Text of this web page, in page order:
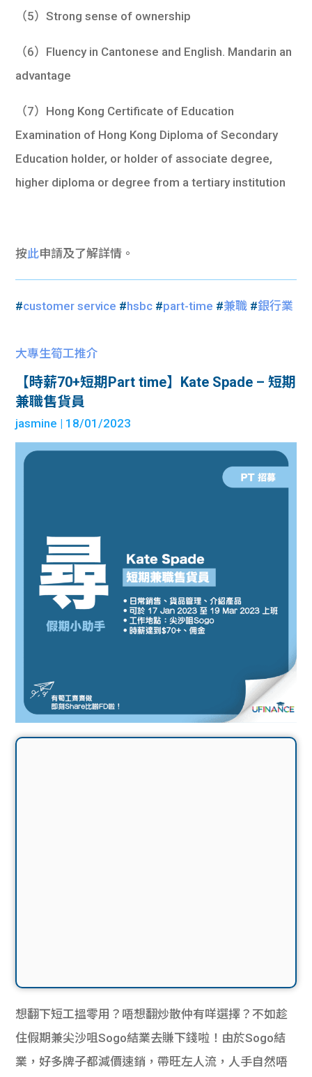
（5）Strong sense of ownership
（6）Fluency in Cantonese and English. Mandarin an
advantage
（7）Hong Kong Certificate of Education
Examination of Hong Kong Diploma of Secondary
Education holder, or holder of associate degree,
higher diploma or degree from a tertiary institution
按此申請及了解詳情。
#customer service #hsbc #part-time #兼職 #銀行業
大專生筍工推介
【時薪70+短期Part time】Kate Spade – 短期
兼職售貨員
jasmine | 18/01/2023
想翻下短工搵零用？唔想翻炒散仲有咩選擇？不如趁
住假期兼尖沙咀Sogo結業去賺下錢啦！由於Sogo結
業，好多牌子都減價速銷，帶旺左人流，人手自然唔